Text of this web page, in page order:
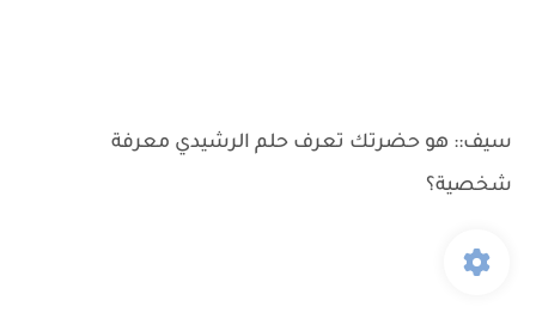
سيف:: هو حضرتك تعرف حلم الرشيدي معرفة
شخصية؟